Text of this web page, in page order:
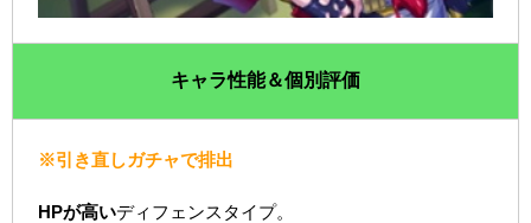
キャラ性能＆個別評価
※引き直しガチャで排出
HPが高いディフェンスタイプ。